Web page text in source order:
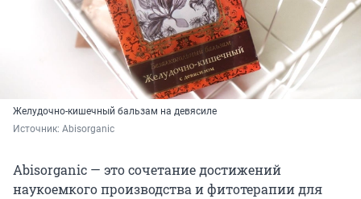
Желудочно-кишечный бальзам на девясиле
Источник: Abisorganic
Abisorganic — это сочетание достижений
наукоемкого производства и фитотерапии для